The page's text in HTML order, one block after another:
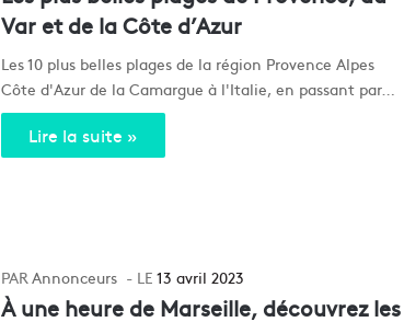
Var et de la Côte d’Azur
Les 10 plus belles plages de la région Provence Alpes
Côte d'Azur de la Camargue à l'Italie, en passant par…
Lire la suite »
Annonceurs 13 avril 2023
À une heure de Marseille, découvrez les